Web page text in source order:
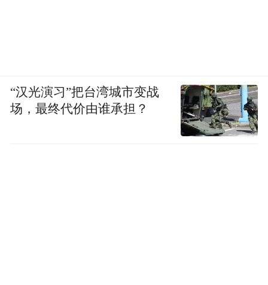
“汉光演习”把台湾城市变战
场，最终代价由谁承担？